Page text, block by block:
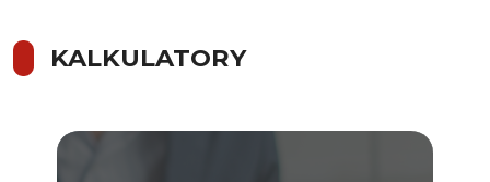
KALKULATORY